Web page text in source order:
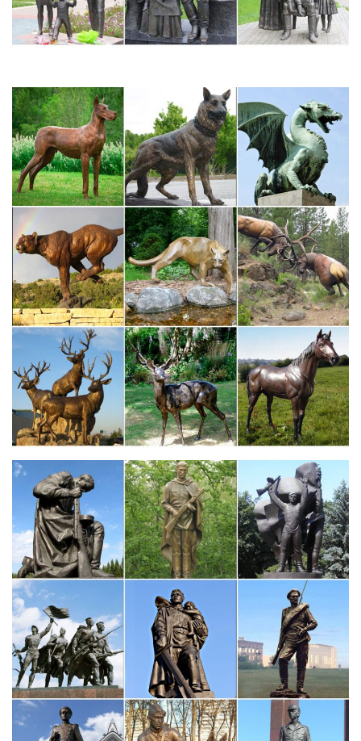
можно по разным поводам, главное, что сделать это теперь
можно быстро и удобно в интернет магазине dommio.
Скульптуры и статуэтки символ 2018 года Собака
статуэтки.Фигурка декоративная "Символ года 2018". Артикул:
146-852. Размер: 10х8х17 см. Материал: иск.камень.
Сувениры из стекла » СОБАКИ – ПОРОДЫ
Оптовый интернет-магазин подарков и сувениров оптом из
художественного стекла ручной работы. На рынке с 2004 года,
собственное производство сувениров, минимальные цены и
высокий уровень сервиса, качественный товар…
Купить фарфоровую статуэтку собаки – цена | Стиль-Ампир
Статуэтка собаки – символ гармонии!Для комфорта клиентов
мы оснастили наш интернет-магазин удобным интерфейсом,
где вы легко сможете выбрать и купить наиболее
понравившуюся фарфоровую статуэтку собаки и другие
сувениры по оптимальным для себя…
Статуэтки животных Arora Design
Независимо от цели Вы можете купить статуэтки животных – и
Вы не прогадаете!И вновь у нас пара взрослой собаки и
щенка. Такие статуэтки уже стали популярны и заслуживают
особого внимания. Представленную фигурка можно поставить
Фигурки и статуэтки для интерьера — купить на Ярмарке…
Статуэтки – Символ Года.Фигурки и статуэтки для интерьера:
как выбрать и купить. Ярмарка Мастеров — это гипермаркет,
объединяющий множество хендмейд магазинов разных
продавцов со всего мира.